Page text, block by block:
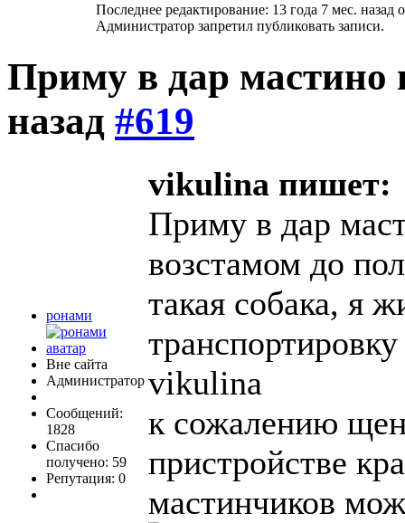
Последнее редактирование: 13 года 7 мес. назад
Администратор запретил публиковать записи.
Приму в дар мастино
назад #619
ронами
Вне сайта
Администратор
Сообщений:
1828
Спасибо
получено: 59
Репутация: 0
vikulina пишет:
Приму в дар
возстамом до
такая собака, я
vikulina
к сожалению
пристройстве
мастинчиков